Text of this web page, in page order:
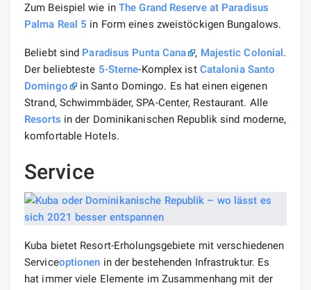
Zum Beispiel wie in The Grand Reserve at Paradisus
Palma Real 5 in Form eines zweistöckigen Bungalows.
Beliebt sind Paradisus Punta Cana , Majestic Colonial.
Der beliebteste 5-Sterne-Komplex ist Catalonia Santo
Domingo
in Santo Domingo. Es hat einen eigenen
Strand, Schwimmbäder, SPA-Center, Restaurant. Alle
Resorts in der Dominikanischen Republik sind moderne,
komfortable Hotels.
Service
Kuba bietet Resort-Erholungsgebiete mit verschiedenen
Serviceoptionen in der bestehenden Infrastruktur. Es
hat immer viele Elemente im Zusammenhang mit der